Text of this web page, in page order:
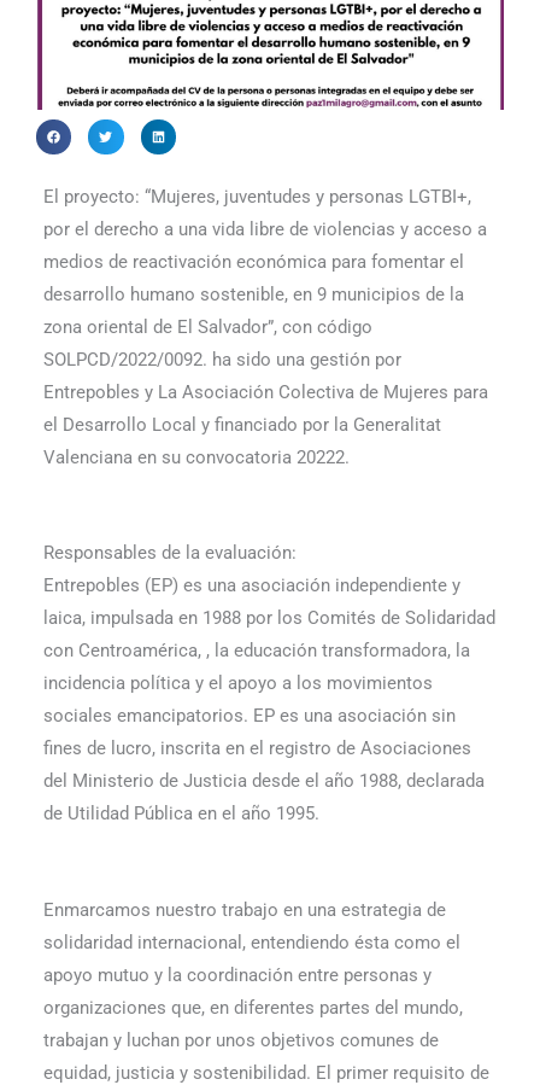
El proyecto: “Mujeres, juventudes y personas LGTBI+,
por el derecho a una vida libre de violencias y acceso a
medios de reactivación económica para fomentar el
desarrollo humano sostenible, en 9 municipios de la
zona oriental de El Salvador”, con código
SOLPCD/2022/0092. ha sido una gestión por
Entrepobles y La Asociación Colectiva de Mujeres para
el Desarrollo Local y financiado por la Generalitat
Valenciana en su convocatoria 20222.
Responsables de la evaluación:
Entrepobles (EP) es una asociación independiente y
laica, impulsada en 1988 por los Comités de Solidaridad
con Centroamérica, , la educación transformadora, la
incidencia política y el apoyo a los movimientos
sociales emancipatorios. EP es una asociación sin
fines de lucro, inscrita en el registro de Asociaciones
del Ministerio de Justicia desde el año 1988, declarada
de Utilidad Pública en el año 1995.
Enmarcamos nuestro trabajo en una estrategia de
solidaridad internacional, entendiendo ésta como el
apoyo mutuo y la coordinación entre personas y
organizaciones que, en diferentes partes del mundo,
trabajan y luchan por unos objetivos comunes de
equidad, justicia y sostenibilidad. El primer requisito de